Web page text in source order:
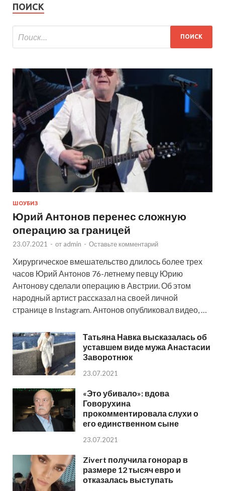
ПОИСК
ШОУБИЗ
Юрий Антонов перенес сложную
операцию за границей
23.07.2021 - от admin - Оставьте комментарий
Хирургическое вмешательство длилось более трех
часов Юрий Антонов 76-летнему певцу Юрию
Антонову сделали операцию в Австрии. Об этом
народный артист рассказал на своей личной
странице в Instagram. Антонов опубликовал видео, …
Татьяна Навка высказалась об
уставшем виде мужа Анастасии
Заворотнюк
23.07.2021
«Это убивало»: вдова
Говорухина
прокомментировала слухи о
его единственном сыне
23.07.2021
Zivert получила гонорар в
размере 12 тысяч евро и
отказалась выступать